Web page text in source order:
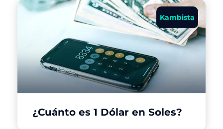
Kambista
¿Cuánto es 1 Dólar en Soles?